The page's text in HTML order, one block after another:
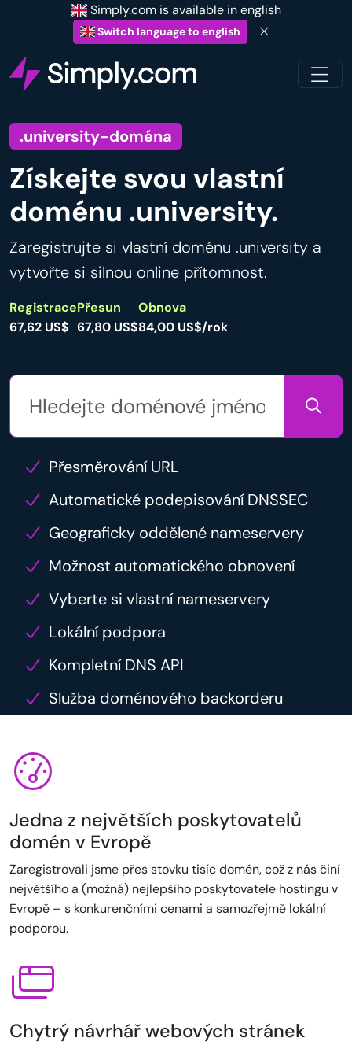
Simply.com is available in english
Switch language to english
.university-doména
Získejte svou vlastní
doménu .university.
Zaregistrujte si vlastní doménu .university a
vytvořte si silnou online přítomnost.
Registrace
67,62 US$
Přesun
67,80 US$
Obnova
84,00 US$/rok
Přesměrování URL
Automatické podepisování DNSSEC
Geograficky oddělené nameservery
Možnost automatického obnovení
Vyberte si vlastní nameservery
Lokální podpora
Kompletní DNS API
Služba doménového backorderu
Jedna z největších poskytovatelů
domén v Evropě
Zaregistrovali jsme přes stovku tisíc domén, což z nás činí
největšího a (možná) nejlepšího poskytovatele hostingu v
Evropě – s konkurenčními cenami a samozřejmě lokální
podporou.
Chytrý návrhář webových stránek